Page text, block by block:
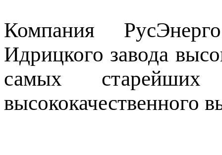
Компания
Идрицкого завода
самых старейших
высококачественного